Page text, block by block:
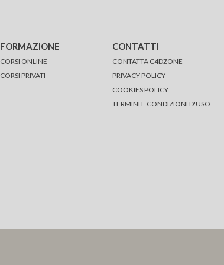
FORMAZIONE
CORSI ONLINE
CORSI PRIVATI
CONTATTI
CONTATTA C4DZONE
PRIVACY POLICY
COOKIES POLICY
TERMINI E CONDIZIONI D'USO